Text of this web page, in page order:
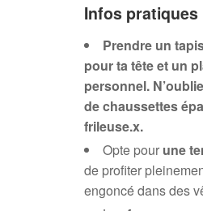
Infos pratiques
Prendre un
pour ta tête et un
personnel.
de chaussettes
frileuse.x.
Opte pour une
de profiter
engoncé dans des